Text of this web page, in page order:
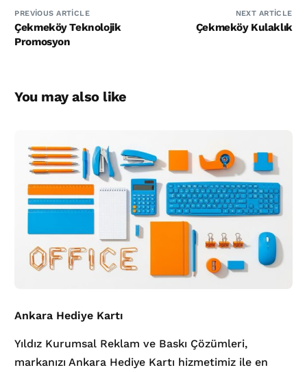
PREVIOUS ARTICLE
Çekmeköy Teknolojik
Promosyon
NEXT ARTICLE
Çekmeköy Kulaklık
You may also like
Ankara Hediye Kartı
Yıldız Kurumsal Reklam ve Baskı Çözümleri,
markanızı Ankara Hediye Kartı hizmetimiz ile en